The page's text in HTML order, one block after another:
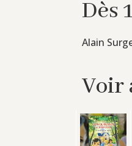
Dès
Alain
Voir